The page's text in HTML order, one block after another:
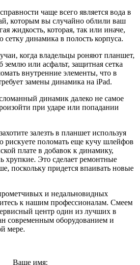
чаще всего является вода в
которым вы случайно облили ваш
жидкость, которая, так или иначе,
сетку динамика в полость корпуса.
когда владельцы роняют планшет,
землю или асфальт, защитная сетка
внутренние элементы, что в
замены динамика на iPad.
динамик далеко не самое
при ударе или попадании
залезть в планшет используя
рискуете поломать еще кучу шлейфов
плате в добавок к динамику,
хрупкие. Это сделает ремонтные
поскольку придется впаивать новые
и недальновидных
к нашим профессионалам. Смеем
центр один из лучших в
современным оборудованием и
мере.
Ваше имя: